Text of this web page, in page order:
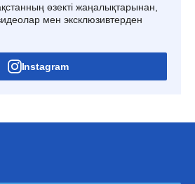
өзекті жаңалықтарынан,
мен эксклюзивтерден
Instagram